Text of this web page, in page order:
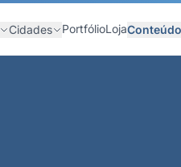
Cidades PortfólioLojaConteúdo